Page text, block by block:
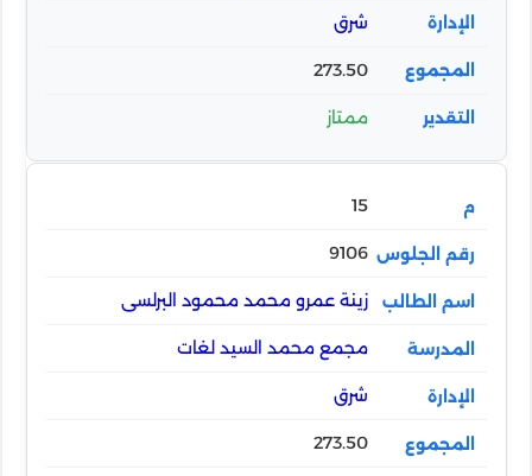
شرق
273.50
ممتاز
15
9106
زينة عمرو محمد محمود البرلسى
مجمع محمد السيد لغات
شرق
273.50